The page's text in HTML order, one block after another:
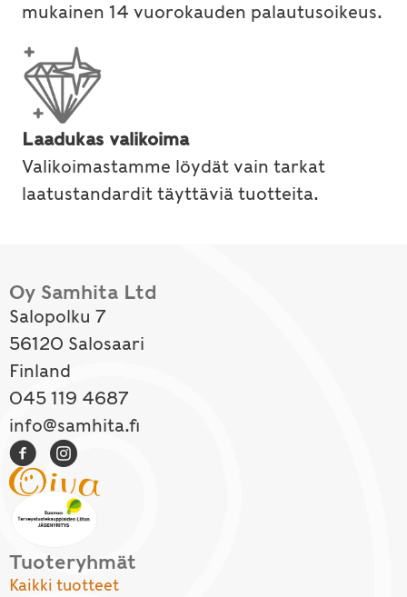
mukainen 14 vuorokauden palautusoikeus.
Laadukas valikoima
Valikoimastamme löydät vain tarkat
laatustandardit täyttäviä tuotteita.
Oy Samhita Ltd
Salopolku 7
56120 Salosaari
Finland
045 119 4687
info@samhita.fi
Tuoteryhmät
Kaikki tuotteet